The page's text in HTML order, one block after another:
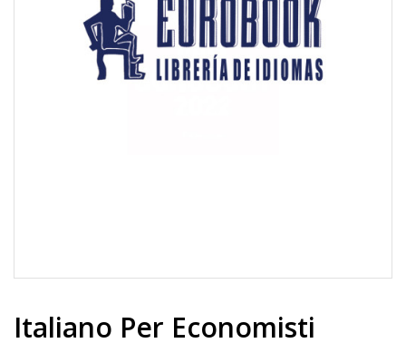
Italiano Per Economisti